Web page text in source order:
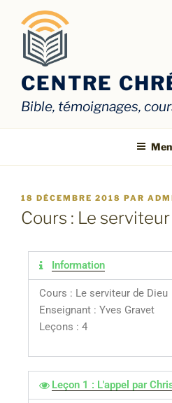
CENTRE
Bible, témoignages,
18 DÉCEMBRE 2018 PAR
Cours : Le
Information
Cours : Le serviteur de Dieu
Enseignant : Yves Gravet
Leçons : 4
Leçon 1 : L'appel par